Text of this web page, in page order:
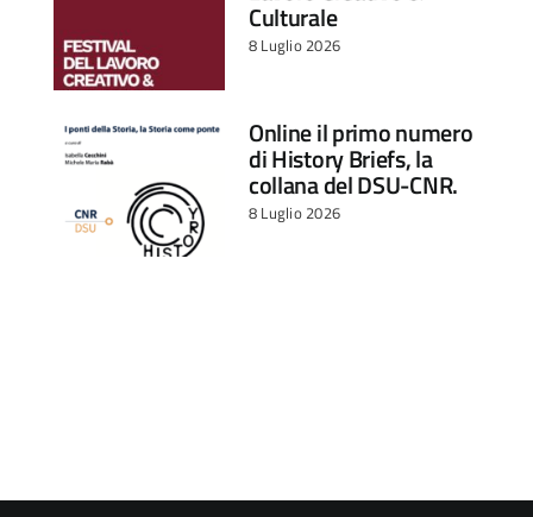
Culturale
8 Luglio 2026
Online il primo numero
di History Briefs, la
collana del DSU-CNR.
8 Luglio 2026